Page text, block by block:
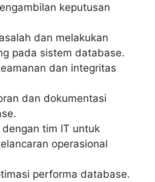
keputusan
dan melakukan
pada sistem database.
dan integritas
dan dokumentasi
tim IT untuk
operasional
performa database.